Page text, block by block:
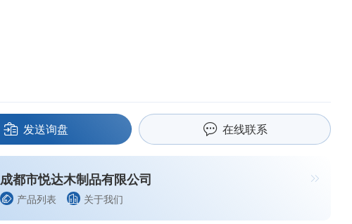
发送询盘 在线联系
成都市悦达木制品有限公司
产品列表 关于我们